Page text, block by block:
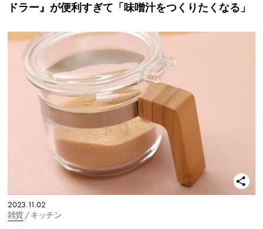
ドラー』が便利すぎて「味噌汁をつくりたくなる」
2023.11.02
雑貨/ キッチン